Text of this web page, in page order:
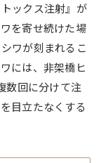
ックス注射』が
を寄せ続けた場
ワが刻まれるこ
には、非架橋ヒ
数回に分けて注
目立たなくする